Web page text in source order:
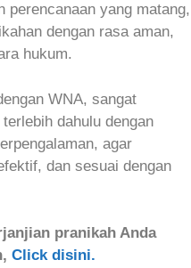
perencanaan yang matang,
dengan rasa aman,
hukum.
WNA, sangat
dahulu dengan
agar
dan sesuai dengan
pranikah Anda
Click disini.